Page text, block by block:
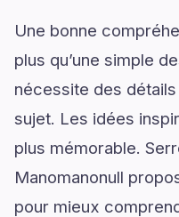
Une bonne
plus qu’une simple
nécessite des
sujet. Les idées
plus mémorable.
Manomanonull
pour mieux